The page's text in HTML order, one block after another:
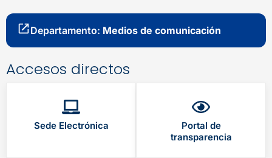
Departamento: Medios de comunicación
Accesos directos
Sede Electrónica
Portal de
transparencia